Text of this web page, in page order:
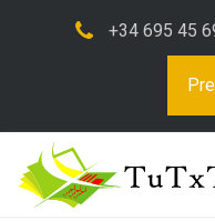
+34 695 45
Edit this content,
generate. You can use
https://